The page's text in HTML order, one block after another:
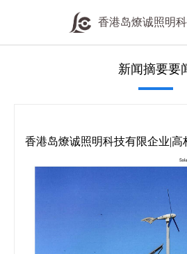
香港岛燎诚照明
新闻摘要要
香港岛燎诚照明科技有限企业|高
灯|庭院灯|草坪灯|地埋灯|欧式灯|